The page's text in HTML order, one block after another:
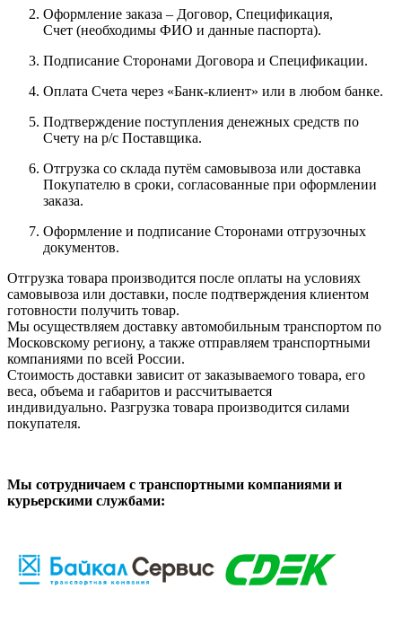
Оформление заказа – Договор, Спецификация,
Счет (необходимы ФИО и данные паспорта).
Подписание Сторонами Договора и Спецификации.
Оплата Счета через «Банк-клиент» или в любом банке.
Подтверждение поступления денежных средств по
Счету на р/с Поставщика.
Отгрузка со склада путём самовывоза или доставка
Покупателю в сроки, согласованные при оформлении
заказа.
Оформление и подписание Сторонами отгрузочных
документов.
Отгрузка товара производится после оплаты на условиях
самовывоза или доставки, после подтверждения клиентом
готовности получить товар.
Мы осуществляем доставку автомобильным транспортом по
Московскому региону, а также отправляем транспортными
компаниями по всей России.
Стоимость доставки зависит от заказываемого товара, его
веса, объема и габаритов и рассчитывается
индивидуально. Разгрузка товара производится силами
покупателя.
Мы сотрудничаем с транспортными компаниями и
курьерскими службами: